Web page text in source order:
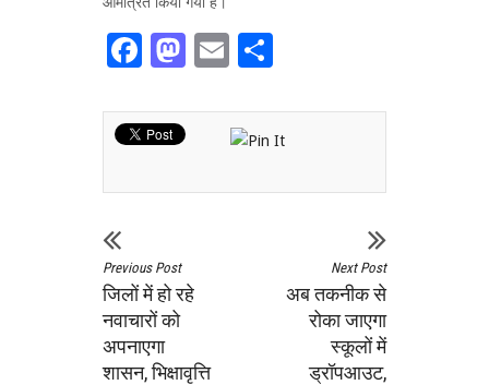
Facebook
Mastodon
Email
Previous Post
जिलों में हो रहे
नवाचारों को
अपनाएगा
शासन, भिक्षावृत्ति
Next Post
अब तकनीक से
रोका जाएगा
स्कूलों में
ड्रॉपआउट,